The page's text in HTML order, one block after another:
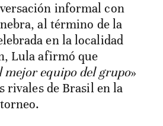
informal con
al término de la
en la localidad
Lula afirmó que
mejor equipo del grupo»
rivales de Brasil en la